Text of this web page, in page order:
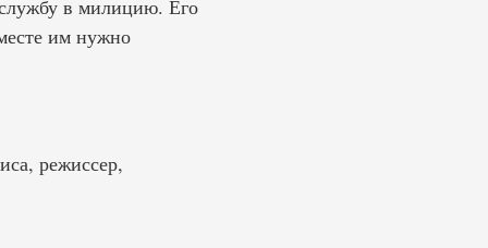
в милицию. Его
им нужно
режиссер,